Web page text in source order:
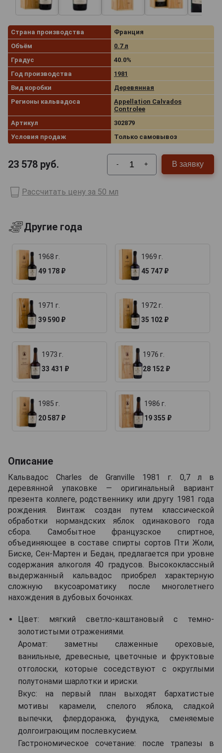
Страна производства
Франция
Объём
0.7 л
Градус
40.0%
Год производства
1981
Вид коробки
Деревянная
Регионы кальвадоса
Appellation Calvados
Controlee
Артикул
302879
Условия продаж
Только самовывоз
23 578 руб. - + В заявку
Рассчитать цену за 50 мл
Другие года
1968 г.
49 178 ₽
1969 г.
45 747 ₽
1971 г.
39 590 ₽
1972 г.
35 102 ₽
1973 г.
33 431 ₽
1976 г.
28 152 ₽
1985 г.
20 587 ₽
1986 г.
19 355 ₽
Описание
Кальвадос Charles de Granville 1981 г. 0,7 л в
деревянной упаковке — оригинальный вариант
презента коллеге, родственнику или другу 1981 года
рождения. Винтаж создан путем классической
обработки нормандских яблок одинакового года
сбора. Самобытное французское спиртное,
объединяющее в составе спирты сортов Пти Жоли,
Биске, Сен-Мартен и Бедан, предлагается при уровне
содержания алкоголя 40 градусов. Высококлассный
выдержанный кальвадос приобрел характерную
сложную вкусоароматику после многолетнего
нахождения в дубовых бочонках.
Цвет: мягкий светло-каштановый с темно-
золотистыми отражениями.
Аромат: заметны слаженные ореховые,
ванильные, древесные, цветочные и фруктовые
отголоски, которые соседствуют с округлыми
полутонами шарлотки и ириски.
Вкус: на первый план выходят бархатистые
мотивы карамели, спелого яблока, сладкой
выпечки, флердоранжа, фундука, сменяемые
долгоиграющим послевкусием.
Гастрономическое сочетание: после трапезы в